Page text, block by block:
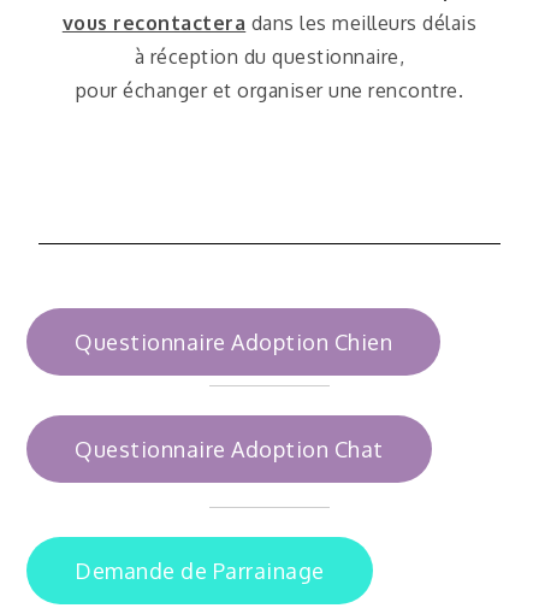
vous recontactera dans les meilleurs délais
à réception du questionnaire,
pour échanger et organiser une rencontre.
Questionnaire Adoption Chien
Questionnaire Adoption Chat
Demande de Parrainage